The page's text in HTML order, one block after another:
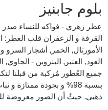
بلوم جابنيز
القرفة و الزعفران قلب العطر:
الأمورتال, الخمر, أشجار السرو
العود, العنبر, البنزوين - الجاوي,
جميع العُطور مُركبة من قبلنا
بنسبة 98% و بجودة
ذهبي. حيثُ أن الصور معروضة